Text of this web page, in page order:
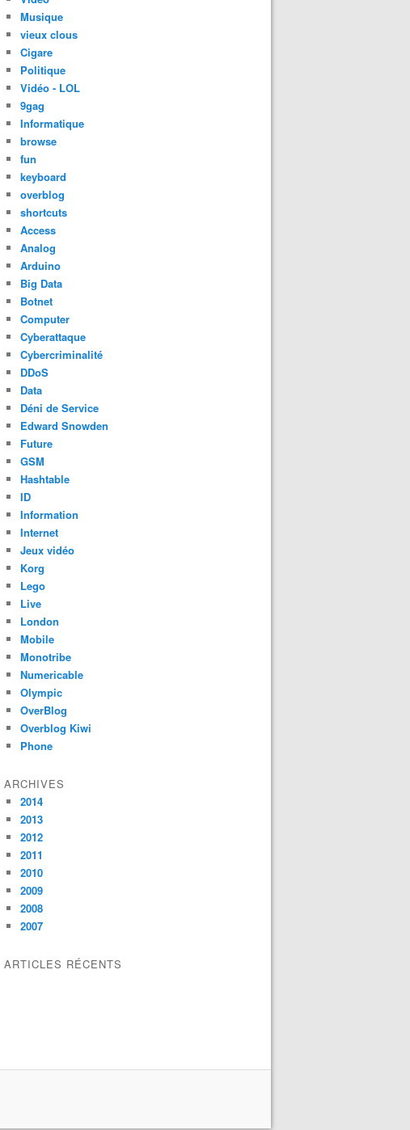
Musique
vieux clous
Cigare
Politique
Vidéo - LOL
9gag
Informatique
browse
fun
keyboard
overblog
shortcuts
Access
Analog
Arduino
Big Data
Botnet
Computer
Cyberattaque
Cybercriminalité
DDoS
Data
Déni de Service
Edward Snowden
Future
GSM
Hashtable
ID
Information
Internet
Jeux vidéo
Korg
Lego
Live
London
Mobile
Monotribe
Numericable
Olympic
OverBlog
Overblog Kiwi
Phone
ARCHIVES
2014
2013
2012
2011
2010
2009
2008
2007
ARTICLES RÉCENTS